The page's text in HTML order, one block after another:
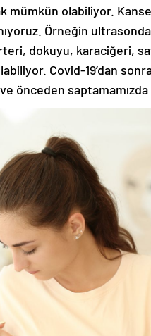
mümkün olabiliyor.
Örneğin
dokuyu, karaciğeri,
Covid-19’dan
önceden